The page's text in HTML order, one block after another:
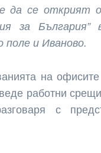
е да се открият
за
поле и Иваново.
на
работни
с